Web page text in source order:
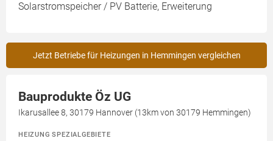
Solarstromspeicher / PV Batterie, Erweiterung
Jetzt Betriebe für Heizungen in Hemmingen vergleichen
Bauprodukte Öz UG
Ikarusallee 8, 30179 Hannover (13km von 30179 Hemmingen)
HEIZUNG SPEZIALGEBIETE